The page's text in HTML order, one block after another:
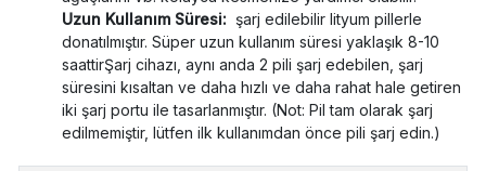
Uzun Kullanım Süresi: şarj edilebilir lityum pillerle
donatılmıştır. Süper uzun kullanım süresi yaklaşık 8-10
saattirŞarj cihazı, aynı anda 2 pili şarj edebilen, şarj
süresini kısaltan ve daha hızlı ve daha rahat hale getiren
iki şarj portu ile tasarlanmıştır. (Not: Pil tam olarak şarj
edilmemiştir, lütfen ilk kullanımdan önce pili şarj edin.)